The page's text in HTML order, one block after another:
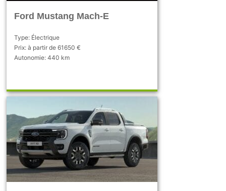
Ford Mustang Mach-E
Type: Électrique
Prix: à partir de 61650 €
Autonomie: 440 km